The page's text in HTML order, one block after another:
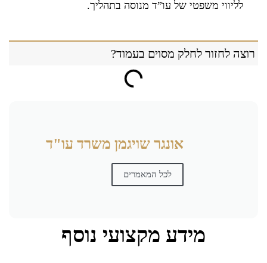
לליווי משפטי של עו”ד מנוסה בתהליך.
רוצה לחזור לחלק מסוים בעמוד?
אונגר שויגמן משרד עו"ד
לכל המאמרים
מידע מקצועי נוסף